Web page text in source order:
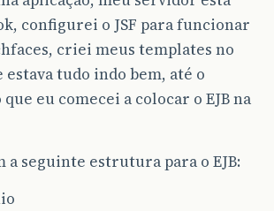
configurei o JSF para funcionar
criei meus templates no
estava tudo indo bem, até o
eu comecei a colocar o EJB na
a seguinte estrutura para o EJB: